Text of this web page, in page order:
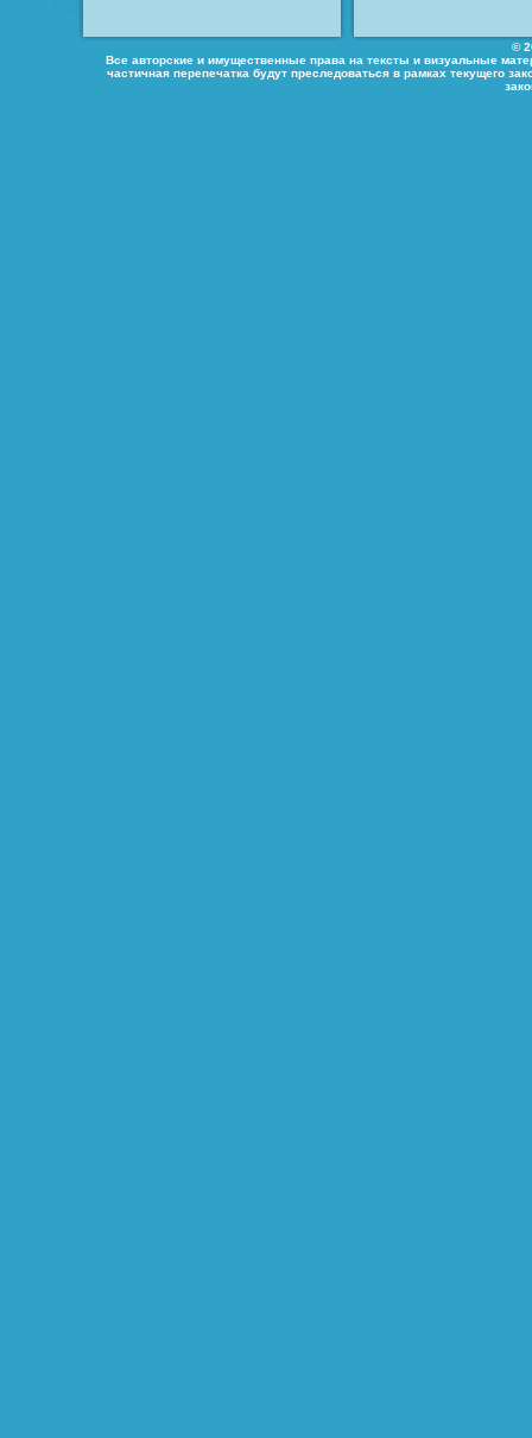
©
Все авторские и имущественные права на тексты и визуальные
частичная перепечатка будут преследоваться в рамках текущего